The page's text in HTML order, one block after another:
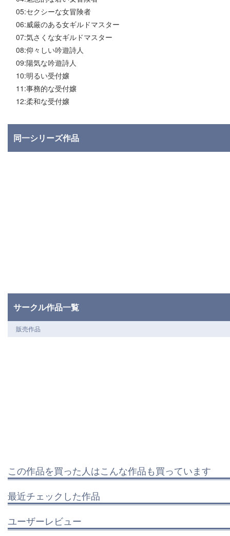
05:セクシーな女冒険者
06:威厳のある女ギルドマスター
07:気さくな女ギルドマスター
08:仰々しい吟遊詩人
09:陽気な吟遊詩人
10:明るい受付嬢
11:事務的な受付嬢
12:柔和な受付嬢
同一シリーズ作品
サークル作品一覧
販売作品
この作品を買った人はこんな作品も買っています
最近チェックした作品
ユーザーレビュー